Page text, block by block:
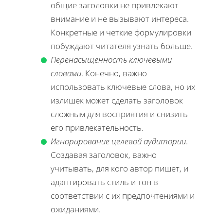
общие заголовки не привлекают
внимание и не вызывают интереса.
Конкретные и четкие формулировки
побуждают читателя узнать больше.
Перенасыщенность ключевыми
словами. Конечно, важно
использовать ключевые слова, но их
излишек может сделать заголовок
сложным для восприятия и снизить
его привлекательность.
Игнорирование целевой аудитории.
Создавая заголовок, важно
учитывать, для кого автор пишет, и
адаптировать стиль и тон в
соответствии с их предпочтениями и
ожиданиями.